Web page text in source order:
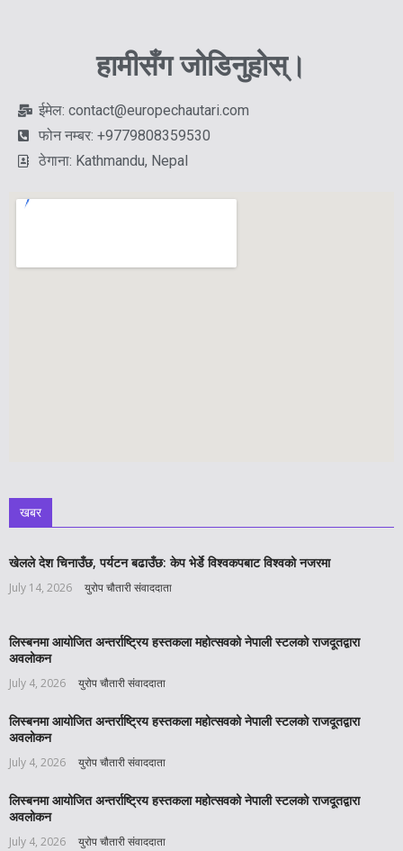
हामीसँग जोडिनुहोस्।
ईमेल: contact@europechautari.com
फोन नम्बर: +9779808359530
ठेगाना: Kathmandu, Nepal
खबर
खेलले देश चिनाउँछ, पर्यटन बढाउँछ: केप भेर्डे विश्वकपबाट विश्वको नजरमा
July 14, 2026 युरोप चौतारी संवाददाता
लिस्बनमा आयोजित अन्तर्राष्ट्रिय हस्तकला महोत्सवको नेपाली स्टलको राजदूतद्वारा
अवलोकन
July 4, 2026 युरोप चौतारी संवाददाता
लिस्बनमा आयोजित अन्तर्राष्ट्रिय हस्तकला महोत्सवको नेपाली स्टलको राजदूतद्वारा
अवलोकन
July 4, 2026 युरोप चौतारी संवाददाता
लिस्बनमा आयोजित अन्तर्राष्ट्रिय हस्तकला महोत्सवको नेपाली स्टलको राजदूतद्वारा
अवलोकन
July 4, 2026 युरोप चौतारी संवाददाता